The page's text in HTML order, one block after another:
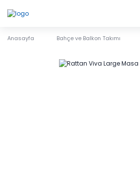
Anasayfa Bahçe ve Balkon Takımı